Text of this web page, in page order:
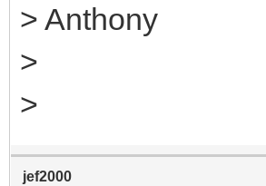
> Anthony
>
>
jef2000